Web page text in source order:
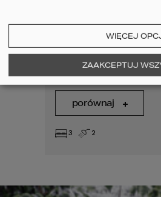
81
Projekt domu
HOMEKONCEPT
porównaj
3 2
WIĘCEJ
ZAAKCEPTUJ